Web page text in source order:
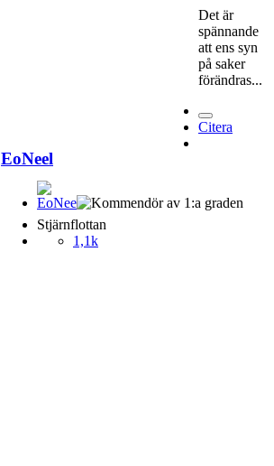
Det är
spännande
att ens syn
på saker
förändras...
Citera
EoNeel
Stjärnflottan
1,1k